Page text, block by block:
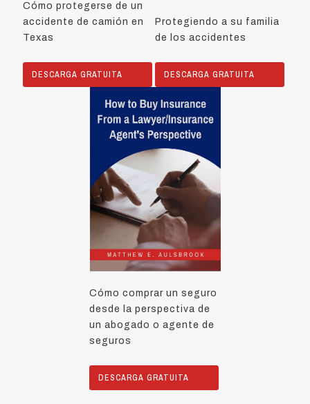
Cómo protegerse de un
accidente de camión en
Texas
DESCARGA GRATUITA
Protegiendo a su familia
de los accidentes
DESCARGA GRATUITA
Cómo comprar un seguro
desde la perspectiva de
un abogado o agente de
seguros
DESCARGA GRATUITA